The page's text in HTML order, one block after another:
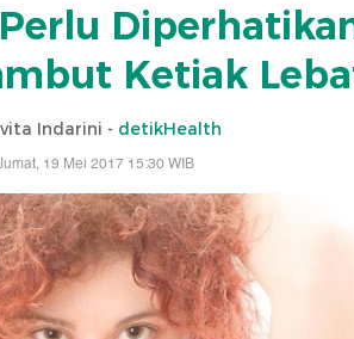
Ketiak
Indarini - detikHealth
19 Mei 2017 15:30 WIB